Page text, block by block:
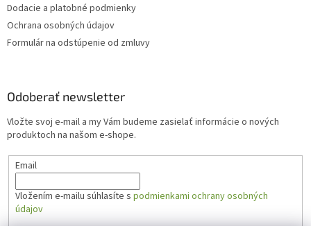
Dodacie a platobné podmienky
Ochrana osobných údajov
Formulár na odstúpenie od zmluvy
Odoberať newsletter
Vložte svoj e-mail a my Vám budeme zasielať informácie o nových
produktoch na našom e-shope.
Email
Vložením e-mailu súhlasíte s podmienkami ochrany osobných
údajov